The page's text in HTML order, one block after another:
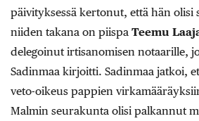
päivityksessä kertonut, että hän olisi
niiden takana on piispa Teemu
delegoinut irtisanomisen notaarille,
Sadinmaa kirjoitti. Sadinmaa jatkoi,
veto-oikeus pappien
Malmin seurakunta olisi palkannut